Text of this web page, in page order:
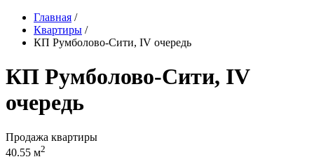
Главная /
Квартиры /
КП Румболово-Сити, IV очередь
КП Румболово-Сити, IV
очередь
Продажа квартиры
40.55 м2